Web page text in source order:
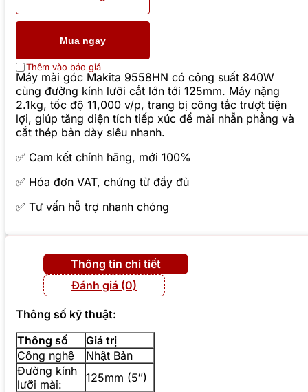
Mua ngay
Thêm vào báo giá
Máy mài góc Makita 9558HN có công suất 840W
cùng đường kính lưỡi cắt lớn tới 125mm. Máy nặng
2.1kg, tốc độ 11,000 v/p, trang bị công tắc trượt tiện
lợi, giúp tăng diện tích tiếp xúc để mài nhẵn phẳng và
cắt thép bản dày siêu nhanh.
✅ Cam kết chính hãng, mới 100%
✅ Hóa đơn VAT, chứng từ đầy đủ
✅ Tư vấn hỗ trợ nhanh chóng
Thông tin chi tiết
Đánh giá (0)
Thông số kỹ thuật:
Thông số
Giá trị
Công nghệ
Nhật Bản
Đường kính
lưỡi mài:
125mm (5″)